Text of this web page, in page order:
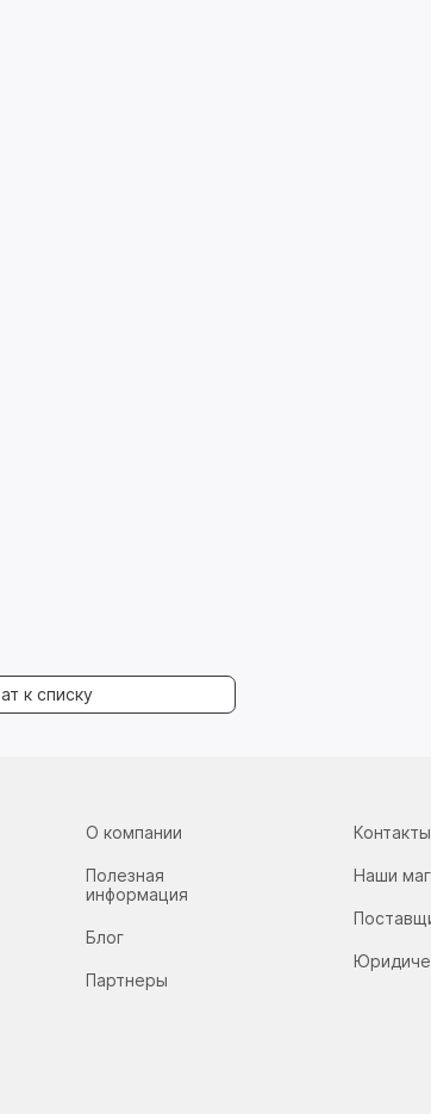
к списку
О компании
Полезная
информация
Блог
Партнеры
Контакты
Наши